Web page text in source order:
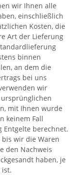
wir Ihnen alle
einschließlich
Kosten, die
Art der Lieferung
binnen
an dem die
bei uns
wir
mit Ihnen wurde
keinem Fall
Entgelte berechnet.
wir die Waren
den Nachweis
haben, je
ist.